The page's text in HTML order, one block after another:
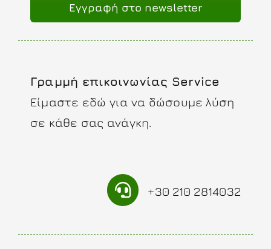
Eγγραφή στο newsletter
Γραμμή επικοινωνίας Service
Είμαστε εδώ για να δώσουμε λύση
σε κάθε σας ανάγκη.
+30 210 2814032